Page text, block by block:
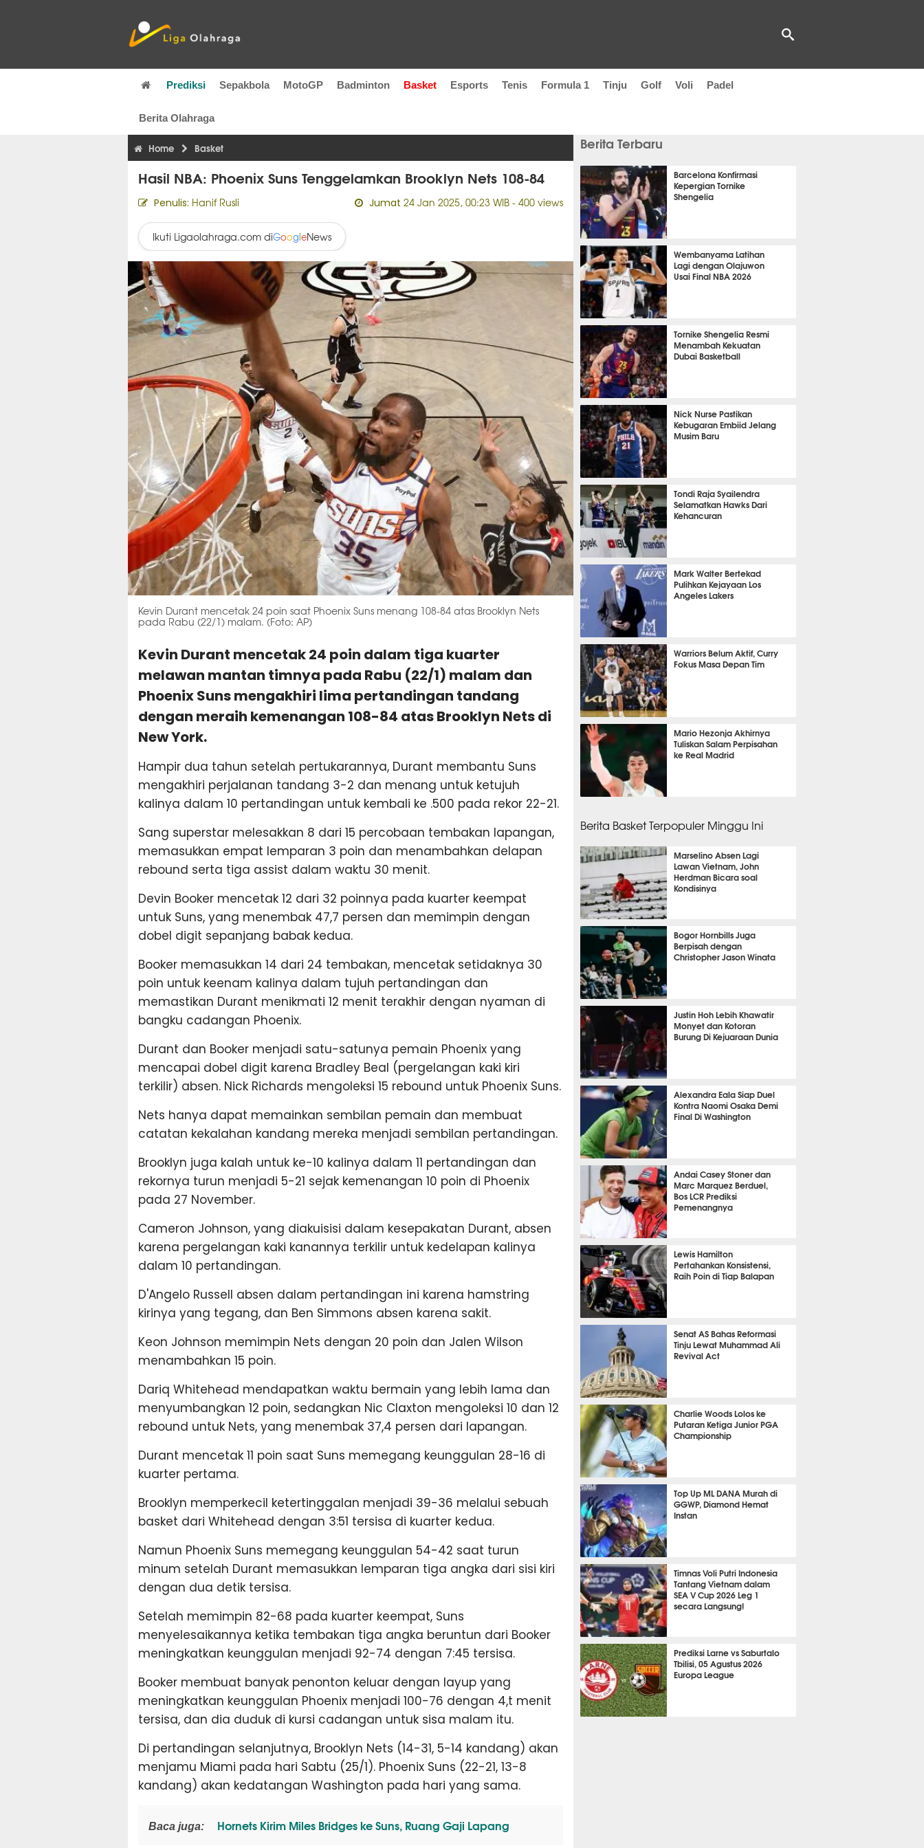
Prediksi Sepakbola MotoGP Badminton Basket Esports Tenis Formula 1 Tinju Golf Voli Padel
Berita Olahraga
Home Basket
Hasil NBA: Phoenix Suns Tenggelamkan Brooklyn Nets 108-84
Penulis: Hanif Rusli Jumat 24 Jan 2025, 00:23 WIB- 400 views
Ikuti Ligaolahraga.com diGoogleNews
Kevin Durant mencetak 24 poin saat Phoenix Suns menang 108-84 atas Brooklyn Nets
pada Rabu (22/1) malam. (Foto: AP)
Kevin Durant mencetak 24 poin dalam tiga kuarter
melawan mantan timnya pada Rabu (22/1) malam dan
Phoenix Suns mengakhiri lima pertandingan tandang
dengan meraih kemenangan 108-84 atas Brooklyn Nets di
New York.
Hampir dua tahun setelah pertukarannya, Durant membantu Suns
mengakhiri perjalanan tandang 3-2 dan menang untuk ketujuh
kalinya dalam 10 pertandingan untuk kembali ke .500 pada rekor 22-21.
Sang superstar melesakkan 8 dari 15 percobaan tembakan lapangan,
memasukkan empat lemparan 3 poin dan menambahkan delapan
rebound serta tiga assist dalam waktu 30 menit.
Devin Booker mencetak 12 dari 32 poinnya pada kuarter keempat
untuk Suns, yang menembak 47,7 persen dan memimpin dengan
dobel digit sepanjang babak kedua.
Booker memasukkan 14 dari 24 tembakan, mencetak setidaknya 30
poin untuk keenam kalinya dalam tujuh pertandingan dan
memastikan Durant menikmati 12 menit terakhir dengan nyaman di
bangku cadangan Phoenix.
Durant dan Booker menjadi satu-satunya pemain Phoenix yang
mencapai dobel digit karena Bradley Beal (pergelangan kaki kiri
terkilir) absen. Nick Richards mengoleksi 15 rebound untuk Phoenix Suns.
Nets hanya dapat memainkan sembilan pemain dan membuat
catatan kekalahan kandang mereka menjadi sembilan pertandingan.
Brooklyn juga kalah untuk ke-10 kalinya dalam 11 pertandingan dan
rekornya turun menjadi 5-21 sejak kemenangan 10 poin di Phoenix
pada 27 November.
Cameron Johnson, yang diakuisisi dalam kesepakatan Durant, absen
karena pergelangan kaki kanannya terkilir untuk kedelapan kalinya
dalam 10 pertandingan.
D'Angelo Russell absen dalam pertandingan ini karena hamstring
kirinya yang tegang, dan Ben Simmons absen karena sakit.
Keon Johnson memimpin Nets dengan 20 poin dan Jalen Wilson
menambahkan 15 poin.
Dariq Whitehead mendapatkan waktu bermain yang lebih lama dan
menyumbangkan 12 poin, sedangkan Nic Claxton mengoleksi 10 dan 12
rebound untuk Nets, yang menembak 37,4 persen dari lapangan.
Durant mencetak 11 poin saat Suns memegang keunggulan 28-16 di
kuarter pertama.
Brooklyn memperkecil ketertinggalan menjadi 39-36 melalui sebuah
basket dari Whitehead dengan 3:51 tersisa di kuarter kedua.
Namun Phoenix Suns memegang keunggulan 54-42 saat turun
minum setelah Durant memasukkan lemparan tiga angka dari sisi kiri
dengan dua detik tersisa.
Setelah memimpin 82-68 pada kuarter keempat, Suns
menyelesaikannya ketika tembakan tiga angka beruntun dari Booker
meningkatkan keunggulan menjadi 92-74 dengan 7:45 tersisa.
Booker membuat banyak penonton keluar dengan layup yang
meningkatkan keunggulan Phoenix menjadi 100-76 dengan 4,t menit
tersisa, dan dia duduk di kursi cadangan untuk sisa malam itu.
Di pertandingan selanjutnya, Brooklyn Nets (14-31, 5-14 kandang) akan
menjamu Miami pada hari Sabtu (25/1). Phoenix Suns (22-21, 13-8
kandang) akan kedatangan Washington pada hari yang sama.
Baca juga: Hornets Kirim Miles Bridges ke Suns, Ruang Gaji Lapang
Berita Terbaru
Barcelona Konfirmasi
Kepergian Tornike
Shengelia
1 jam 18 menit lalu
Wembanyama Latihan
Lagi dengan Olajuwon
Usai Final NBA 2026
1 jam 51 menit lalu
Tornike Shengelia Resmi
Menambah Kekuatan
Dubai Basketball
2 jam 4 menit lalu
Nick Nurse Pastikan
Kebugaran Embiid Jelang
Musim Baru
2 jam 39 menit lalu
Tondi Raja Syailendra
Selamatkan Hawks Dari
Kehancuran
3 jam 3 menit lalu
Mark Walter Bertekad
Pulihkan Kejayaan Los
Angeles Lakers
3 jam 51 menit lalu
Warriors Belum Aktif, Curry
Fokus Masa Depan Tim
4 jam 39 menit lalu
Mario Hezonja Akhirnya
Tuliskan Salam Perpisahan
ke Real Madrid
Berita Basket Terpopuler Minggu Ini
Marselino Absen Lagi
Lawan Vietnam, John
Herdman Bicara soal
Kondisinya
SEPAK BOLA
Bogor Hornbills Juga
Berpisah dengan
Christopher Jason Winata
BASKET
Justin Hoh Lebih Khawatir
Monyet dan Kotoran
Burung Di Kejuaraan Dunia
BADMINTON
Alexandra Eala Siap Duel
Kontra Naomi Osaka Demi
Final Di Washington
TENIS
Andai Casey Stoner dan
Marc Marquez Berduel,
Bos LCR Prediksi
Pemenangnya
MOTOGP
Lewis Hamilton
Pertahankan Konsistensi,
Raih Poin di Tiap Balapan
F1
Senat AS Bahas Reformasi
Tinju Lewat Muhammad Ali
Revival Act
TINJU
Charlie Woods Lolos ke
Putaran Ketiga Junior PGA
Championship
GOLF
Top Up ML DANA Murah di
GGWP, Diamond Hemat
Instan
ESPORTS
Timnas Voli Putri Indonesia
Tantang Vietnam dalam
SEA V Cup 2026 Leg 1
secara Langsung!
OLAHRAGA LAIN
Prediksi Larne vs Saburtalo
Tbilisi, 05 Agustus 2026
Europa League